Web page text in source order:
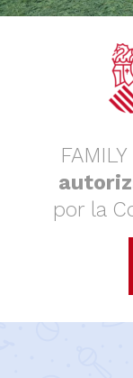
por la